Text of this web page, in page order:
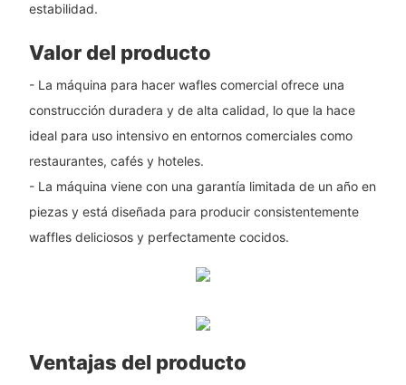
estabilidad.
Valor del producto
- La máquina para hacer wafles comercial ofrece una
construcción duradera y de alta calidad, lo que la hace
ideal para uso intensivo en entornos comerciales como
restaurantes, cafés y hoteles.
- La máquina viene con una garantía limitada de un año en
piezas y está diseñada para producir consistentemente
waffles deliciosos y perfectamente cocidos.
Ventajas del producto